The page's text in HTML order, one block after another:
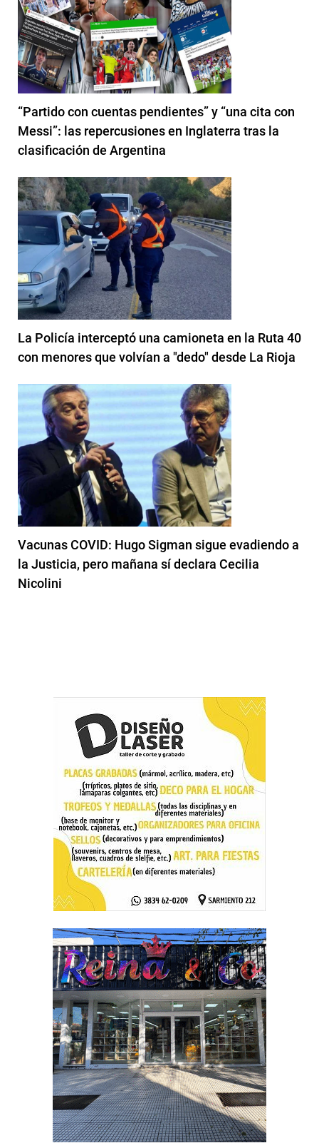
“Partido con cuentas pendientes” y “una cita con
Messi”: las repercusiones en Inglaterra tras la
clasificación de Argentina
La Policía interceptó una camioneta en la Ruta 40
con menores que volvían a "dedo" desde La Rioja
Vacunas COVID: Hugo Sigman sigue evadiendo a
la Justicia, pero mañana sí declara Cecilia
Nicolini